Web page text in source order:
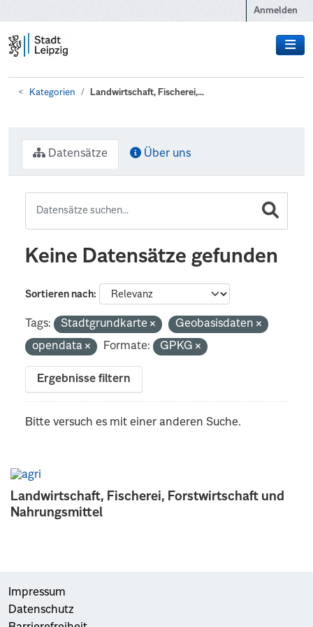
Anmelden
Kategorien Landwirtschaft, Fischerei,...
Landwirtschaft, Fischerei, Forstwirtschaft und
Nahrungsmittel
Datensätze Über uns
Keine Datensätze gefunden
Sortieren nach
Tags: Stadtgrundkarte
Geobasisdaten
opendata
Formate: GPKG
Ergebnisse filtern
Bitte versuch es mit einer anderen Suche.
Impressum
Datenschutz